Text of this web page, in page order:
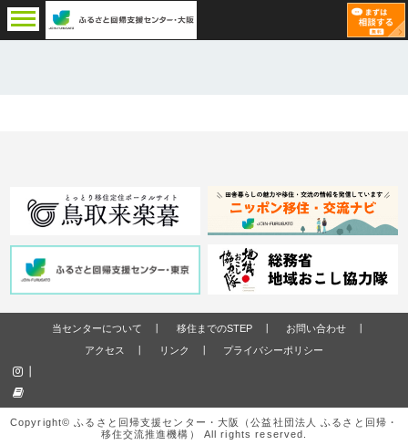
当センターについて 移住までのSTEP
お問い合わせ
アクセス
リンク プライバシーポリシー
Copyright© ふるさと回帰支援センター・大阪（公益社団法人 ふるさと回帰・
移住交流推進機構） All rights reserved.